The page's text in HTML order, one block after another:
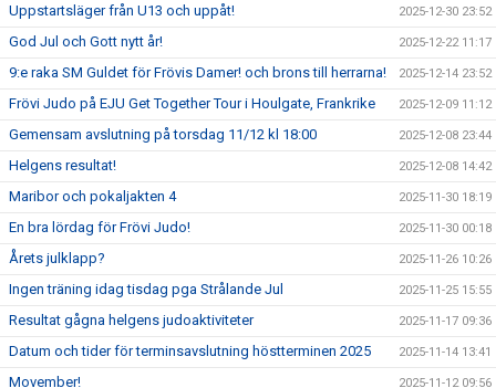
Uppstartsläger från U13 och uppåt! 2025-12-30 23:52
God Jul och Gott nytt år! 2025-12-22 11:17
9:e raka SM Guldet för Frövis Damer! och brons till herrarna! 2025-12-14 23:52
Frövi Judo på EJU Get Together Tour i Houlgate, Frankrike 2025-12-09 11:12
Gemensam avslutning på torsdag 11/12 kl 18:00 2025-12-08 23:44
Helgens resultat! 2025-12-08 14:42
Maribor och pokaljakten 4 2025-11-30 18:19
En bra lördag för Frövi Judo! 2025-11-30 00:18
Årets julklapp? 2025-11-26 10:26
Ingen träning idag tisdag pga Strålande Jul 2025-11-25 15:55
Resultat gågna helgens judoaktiviteter 2025-11-17 09:36
Datum och tider för terminsavslutning höstterminen 2025 2025-11-14 13:41
Movember! 2025-11-12 09:56